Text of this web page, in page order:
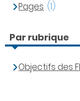
Pages (1)
Par rubrique
Objectifs des